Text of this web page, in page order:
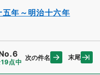
年～明治十六年
点中
次の件名 末尾